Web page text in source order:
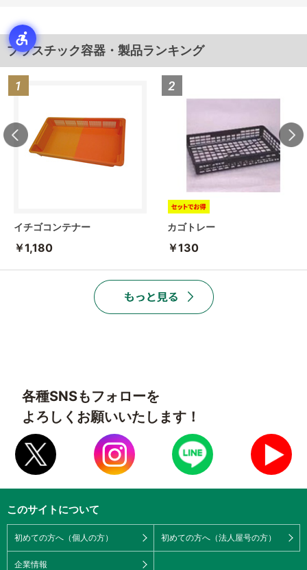
プラスチック容器・製品ランキング
イチゴコンテナー
￥1,180
カゴトレー
￥130
各種SNSもフォローを
よろしくお願いいたします！
このサイトについて
初めての方へ（個人の方） 初めての方へ（法人屋号の方）
企業情報